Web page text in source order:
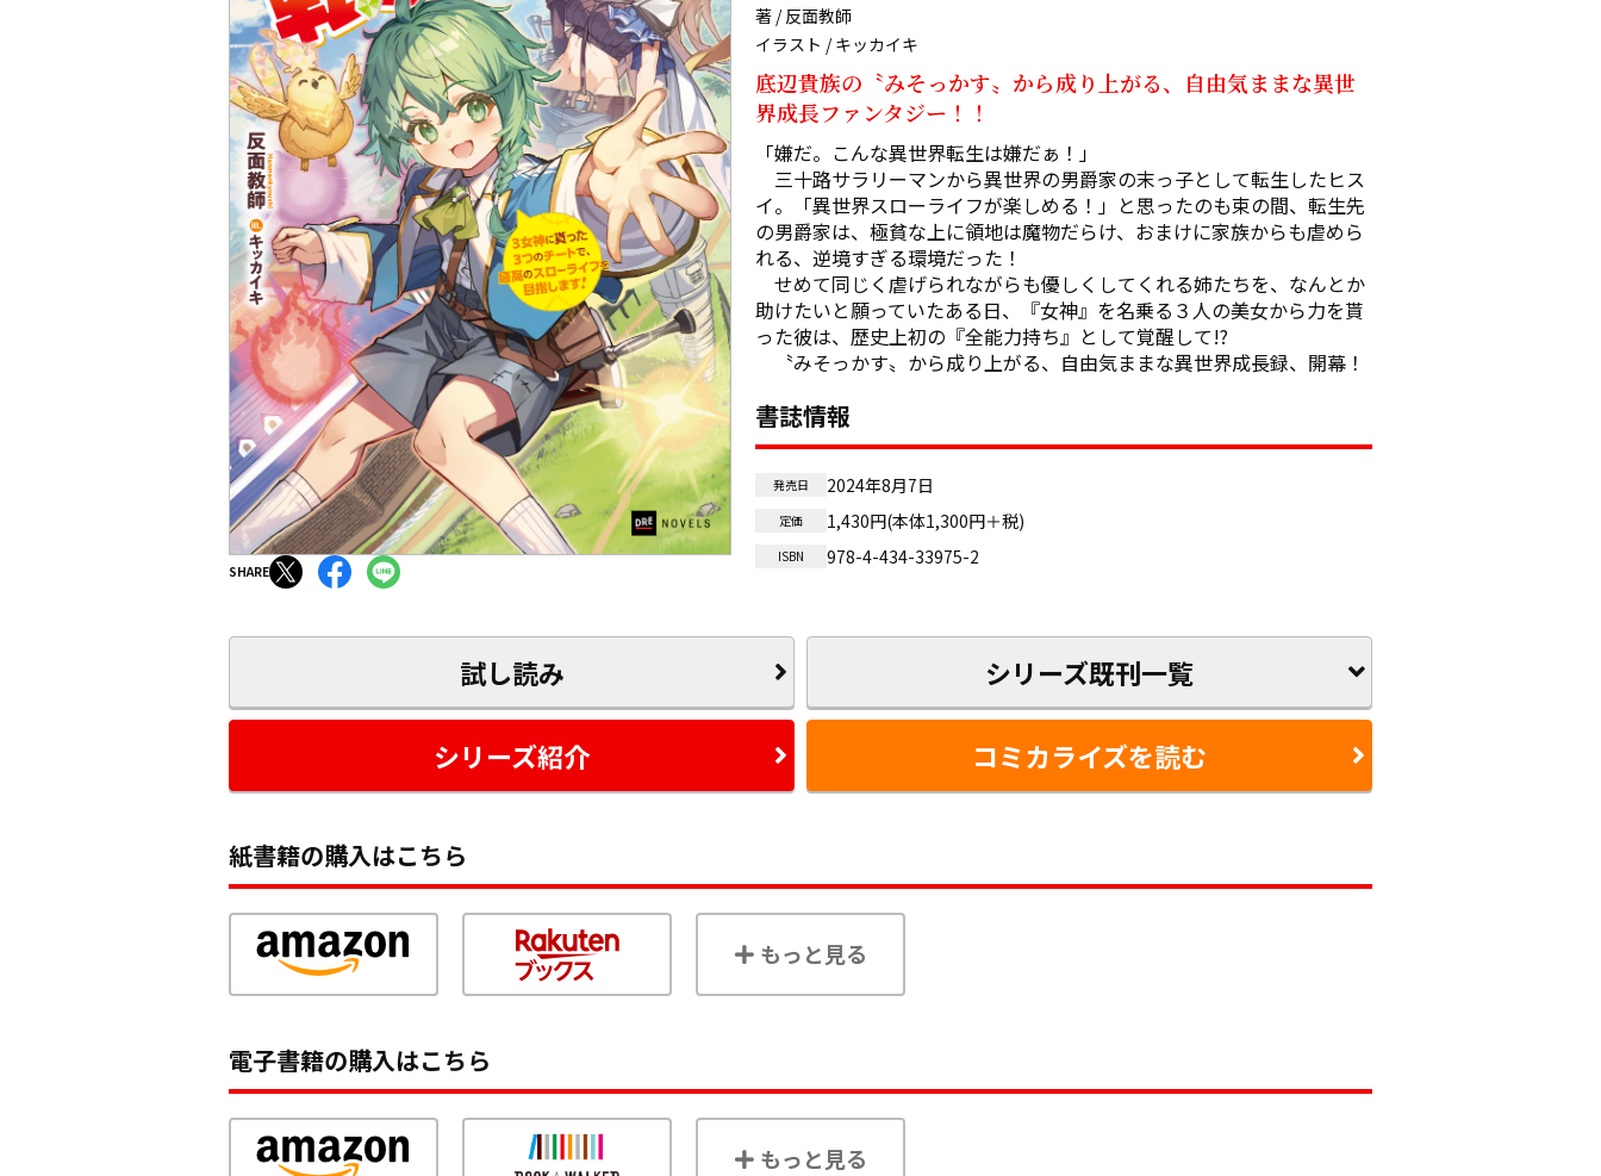
SHARE
著 / 反面教師
イラスト / キッカイキ
底辺貴族の〝みそっかす〟から成り上がる、自由気ままな異世
界成長ファンタジー！！
「嫌だ。こんな異世界転生は嫌だぁ！」
三十路サラリーマンから異世界の男爵家の末っ子として転生したヒス
イ。「異世界スローライフが楽しめる！」と思ったのも束の間、転生先
の男爵家は、極貧な上に領地は魔物だらけ、おまけに家族からも虐めら
れる、逆境すぎる環境だった！
せめて同じく虐げられながらも優しくしてくれる姉たちを、なんとか
助けたいと願っていたある日、『女神』を名乗る３人の美女から力を貰
った彼は、歴史上初の『全能力持ち』として覚醒して――!?
〝みそっかす〟から成り上がる、自由気ままな異世界成長録、開幕！
書誌情報
発売日 2024年8月7日
定価 1,430円(本体1,300円＋税)
ISBN 978-4-434-33975-2
試し読み シリーズ既刊一覧
シリーズ紹介 コミカライズを読む
紙書籍の購入はこちら
もっと見る
電子書籍の購入はこちら
もっと見る